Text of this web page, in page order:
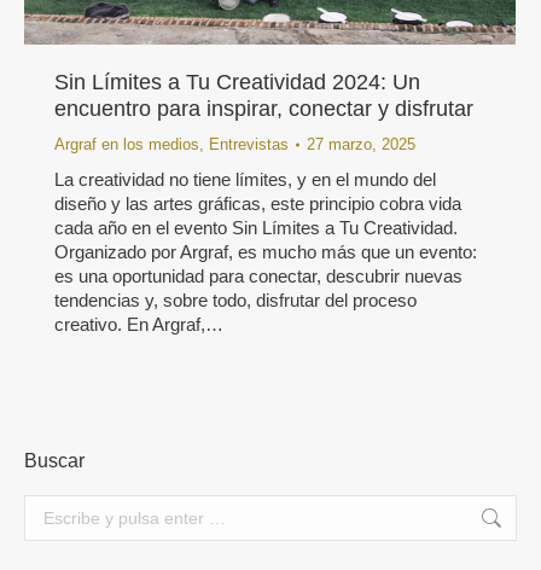
Sin Límites a Tu Creatividad 2024: Un
encuentro para inspirar, conectar y disfrutar
Argraf en los medios, Entrevistas 27 marzo, 2025
La creatividad no tiene límites, y en el mundo del
diseño y las artes gráficas, este principio cobra vida
cada año en el evento Sin Límites a Tu Creatividad.
Organizado por Argraf, es mucho más que un evento:
es una oportunidad para conectar, descubrir nuevas
tendencias y, sobre todo, disfrutar del proceso
creativo. En Argraf,…
Buscar